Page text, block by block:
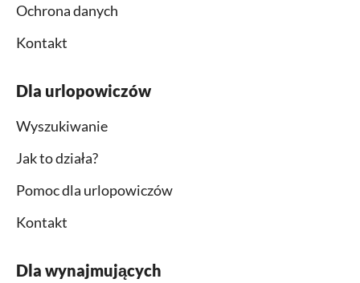
Ochrona danych
Kontakt
Dla urlopowiczów
Wyszukiwanie
Jak to działa?
Pomoc dla urlopowiczów
Kontakt
Dla wynajmujących